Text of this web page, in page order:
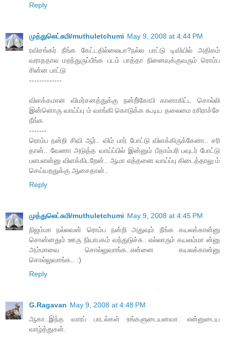
Reply
முத்துலெட்சுமி/muthuletchumi May 9, 2008 at 4:44 PM
ரவிசங்கர் நீங்க கேட்டதில்லையா?நல்ல பாட்டு டிவியில் அதிகம்
வராததால மறந்துருப்பீங்க படம் பாத்தா நினைவுக்குவரும் ரொம்ப
சின்ன பாட்டு
-------------
விளக்கமான விமர்சனத்துக்கு நன்றி்கோபி கானாகிட்ட சொல்லி
இன்னொரு வாய்ப்பு ம் வாங்கி கொடுக்க கூடிய தலைமை ரசிராச்சே
நீங்க
-------
ரொம்ப நன்றி சிவி ஆர்.. விம் பார் போட்டு விளக்கிருக்கேனா.. சரி
தான்.. வேணா அடுத்த வாய்ப்பில் இன்னும் பீதாம்பரி பவுடர் போட்டு
பளபளன்னு விளக்கிடறேன்.. ஆமா எத்தனை வாய்ப்பு கிடைத்தாலு ம்
செய்யறதுக்கு ஆசைதான்..
Reply
முத்துலெட்சுமி/muthuletchumi May 9, 2008 at 4:45 PM
நிஜம்மா நல்லவன் ரொம்ப நன்றி அதுவும் நீங்க கயலக்கான்னு
சொன்னதும் ஊரு நியாபகம் வந்துடுச்சு.. எல்லாரும் கயலம்மா ன்னு
அம்மாவை சொல்லுவாங்க..என்னை கயலக்கான்னு
சொல்லுவாங்க.. :)
Reply
G.Ragavan May 9, 2008 at 4:48 PM
ஆகா..இந்த வாரப் பாடல்கள் உங்களுடையனவா. என்னுடைய
வாழ்த்துகள்.